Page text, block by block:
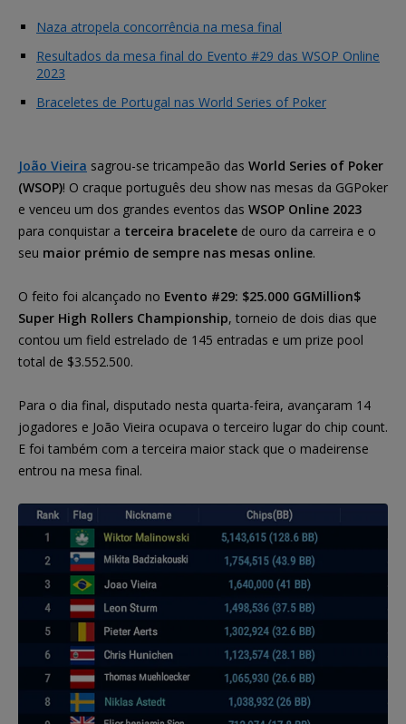
Naza atropela concorrência na mesa final
Resultados da mesa final do Evento #29 das WSOP Online
2023
Braceletes de Portugal nas World Series of Poker
João Vieira sagrou-se tricampeão das World Series of Poker
(WSOP)! O craque português deu show nas mesas da GGPoker
e venceu um dos grandes eventos das WSOP Online 2023
para conquistar a terceira bracelete de ouro da carreira e o
seu maior prémio de sempre nas mesas online.
O feito foi alcançado no Evento #29: $25.000 GGMillion$
Super High Rollers Championship, torneio de dois dias que
contou um field estrelado de 145 entradas e um prize pool
total de $3.552.500.
Para o dia final, disputado nesta quarta-feira, avançaram 14
jogadores e João Vieira ocupava o terceiro lugar do chip count.
E foi também com a terceira maior stack que o madeirense
entrou na mesa final.